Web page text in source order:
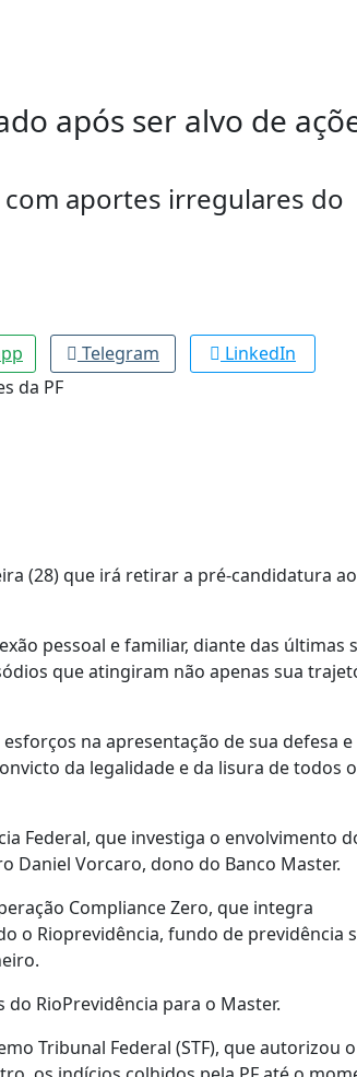
após ser alvo de
aportes irregulares do
Telegram LinkedIn
(28) que irá retirar a pré-candidatura
pessoal e familiar, diante das últimas
que atingiram não apenas sua
na apresentação de sua defesa e
da legalidade e da lisura de todos
Federal, que investiga o envolvimento
Daniel Vorcaro, dono do Banco Master.
Compliance Zero, que integra
o Rioprevidência, fundo de previdência
RioPrevidência para o Master.
Tribunal Federal (STF), que autorizou o